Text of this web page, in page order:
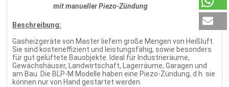
mit manueller Piezo-Zündung
Beschreibung:
Gasheizgeräte von Master liefern große Mengen von Heißluft.
Sie sind kosteneffizient und leistungsfähig, sowie besonders
für gut gelüftete Bauobjekte. Ideal für Industrieräume,
Gewächshäuser, Landwirtschaft, Lagerräume, Garagen und
am Bau. Die BLP-M Modelle haben eine Piezo-Zündung, d.h. sie
können nur von Hand gestartet werden.